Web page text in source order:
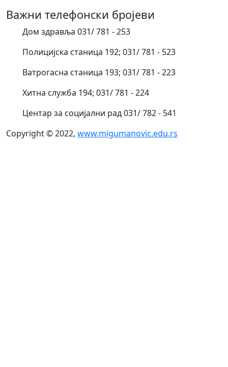
Важни телефонски бројеви
Дом здравља 031/ 781 - 253
Полицијска станица 192; 031/ 781 - 523
Ватрогасна станица 193; 031/ 781 - 223
Хитна служба 194; 031/ 781 - 224
Центар за социјални рад 031/ 782 - 541
Copyright © 2022, www.migumanovic.edu.rs